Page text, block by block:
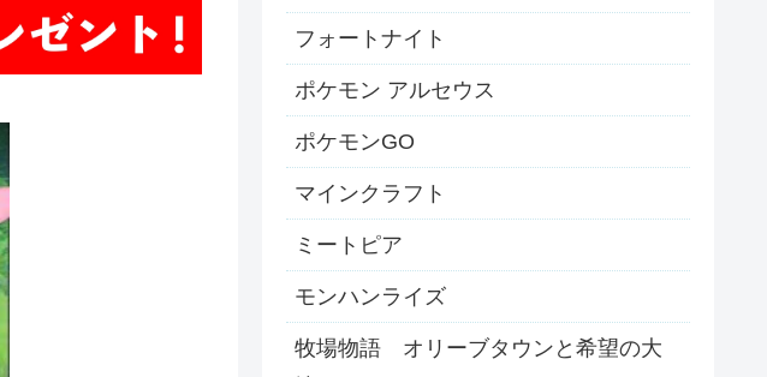
フォートナイト
ポケモン アルセウス
ポケモンGO
マインクラフト
ミートピア
モンハンライズ
牧場物語 オリーブタウンと希望の大